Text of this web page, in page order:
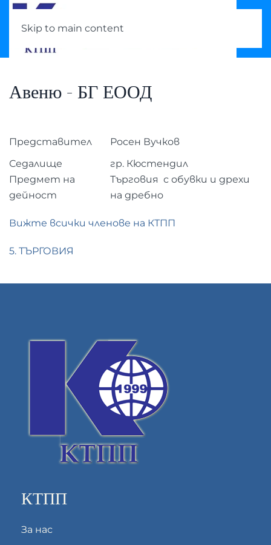
Skip to main content
Авеню - БГ ЕООД
Представител
Росен Вучков
Седалище
гр. Кюстендил
Предмет на
дейност
Търговия с обувки и дрехи
на дребно
Вижте всички членове на КТПП
5. ТЪРГОВИЯ
КТПП
За нас